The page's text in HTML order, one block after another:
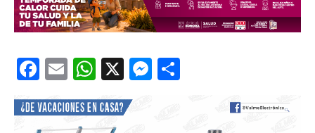
Facebook
EmailWhatsApp
X Messenger